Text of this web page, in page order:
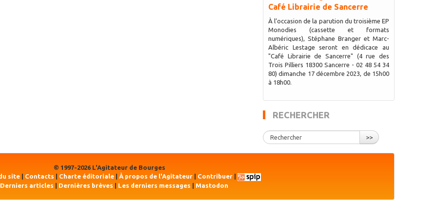
Café Librairie de Sancerre
À l’occasion de la parution du troisième EP
Monodies (cassette et formats
numériques), Stéphane Branger et Marc-
Albéric Lestage seront en dédicace au
"Café Librairie de Sancerre" (4 rue des
Trois Pilliers 18300 Sancerre - 02 48 54 34
80) dimanche 17 décembre 2023, de 15h00
à 18h00.
RECHERCHER
>>
© 1997-2026 L'Agitateur de Bourges
site Contacts Charte éditoriale À propos de l'Agitateur Contribuer
Derniers articles | Dernières brèves | Les derniers messages | Mastodon